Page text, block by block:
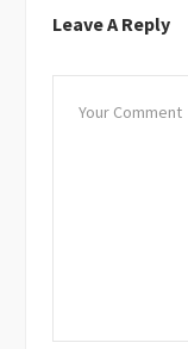
Leave A Reply